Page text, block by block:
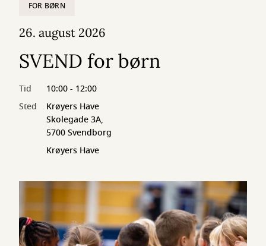
FOR BØRN
26. august 2026
SVEND for børn
Tid
10:00 - 12:00
Sted
Krøyers Have
Skolegade 3A,
5700 Svendborg
Krøyers Have